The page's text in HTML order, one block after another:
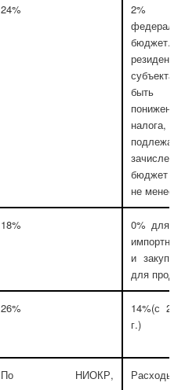
24%
2%
бюджет.Для
резидентов
субъекта
быть
налога, в
подлежащей
бюджет
не менее
18%
0% для
импортных
и закупок
для
26%
14%(с 2011
г.)
По НИОКР,
Расходы